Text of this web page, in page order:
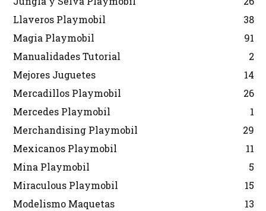
Llaveros Playmobil
38
Magia Playmobil
91
Manualidades Tutorial
2
Mejores Juguetes
14
Mercadillos Playmobil
26
Mercedes Playmobil
1
Merchandising Playmobil
29
Mexicanos Playmobil
11
Mina Playmobil
5
Miraculous Playmobil
15
Modelismo Maquetas
13